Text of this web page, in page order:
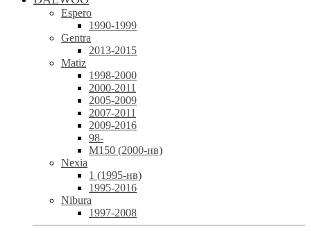
Espero
1990-1999
Gentra
2013-2015
Matiz
1998-2000
2000-2011
2005-2009
2007-2011
2009-2016
98-
М150 (2000-нв)
Nexia
1 (1995-нв)
1995-2016
Nibura
1997-2008